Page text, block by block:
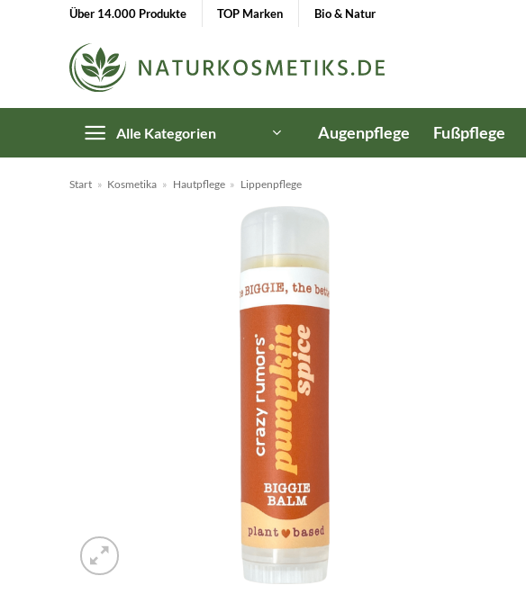
Über 14.000 Produkte TOP Marken Bio & Natur
Alle Kategorien Augenpflege Fußpflege
Start » Kosmetika » Hautpflege » Lippenpflege